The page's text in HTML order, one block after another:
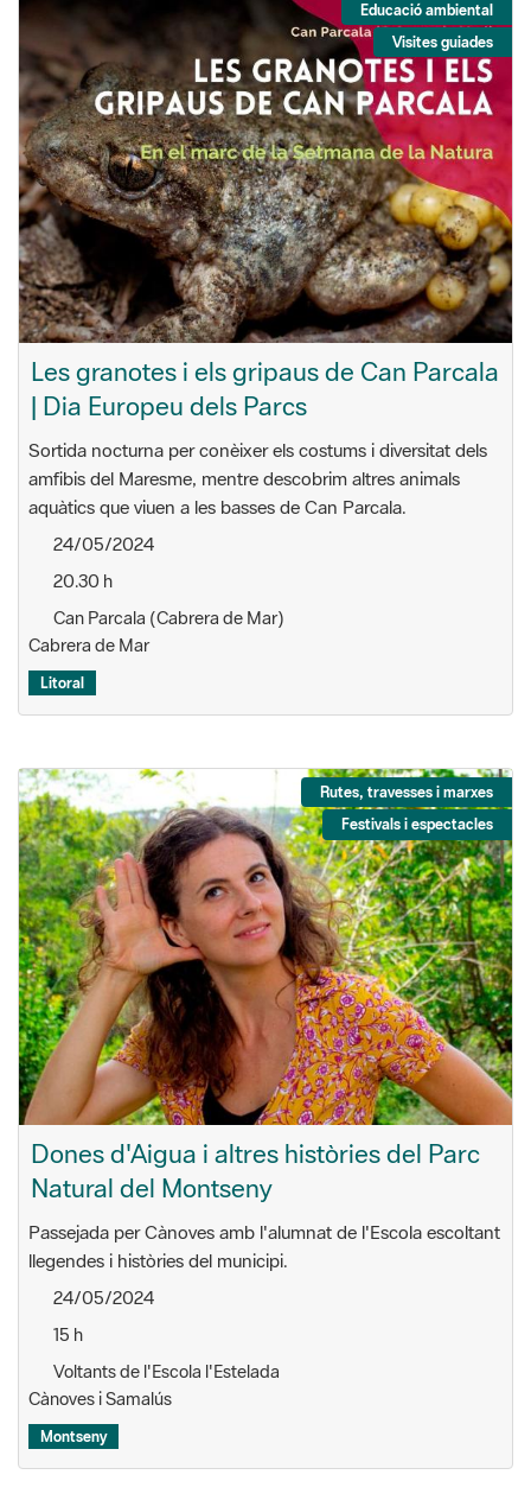
Educació ambiental
Visites guiades
Les granotes i els gripaus de Can Parcala
| Dia Europeu dels Parcs
Sortida nocturna per conèixer els costums i diversitat dels
amfibis del Maresme, mentre descobrim altres animals
aquàtics que viuen a les basses de Can Parcala.
24/05/2024
20.30 h
Can Parcala (Cabrera de Mar)
Cabrera de Mar
Litoral
Rutes, travesses i marxes
Festivals i espectacles
Dones d'Aigua i altres històries del Parc
Natural del Montseny
Passejada per Cànoves amb l'alumnat de l'Escola escoltant
llegendes i històries del municipi.
24/05/2024
15 h
Voltants de l'Escola l'Estelada
Cànoves i Samalús
Montseny